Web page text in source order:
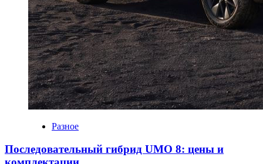
Разное
Последовательный гибрид UMO 8: цены и